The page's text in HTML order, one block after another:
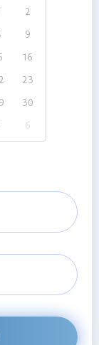
2
9
16
23
30
6